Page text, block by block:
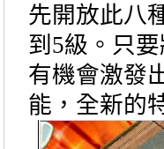
先開放此八
到 5級。只
有機會激發
能，全新的